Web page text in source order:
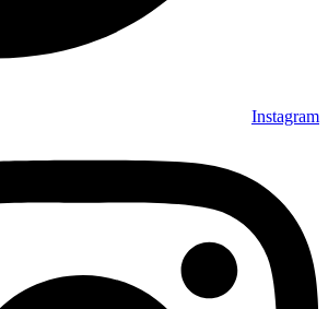
Instagram